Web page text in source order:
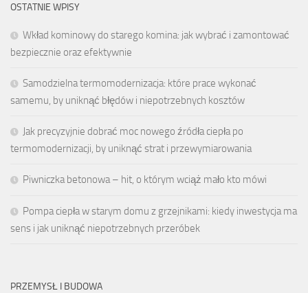
OSTATNIE WPISY
Wkład kominowy do starego komina: jak wybrać i zamontować
bezpiecznie oraz efektywnie
Samodzielna termomodernizacja: które prace wykonać
samemu, by uniknąć błędów i niepotrzebnych kosztów
Jak precyzyjnie dobrać moc nowego źródła ciepła po
termomodernizacji, by uniknąć strat i przewymiarowania
Piwniczka betonowa – hit, o którym wciąż mało kto mówi
Pompa ciepła w starym domu z grzejnikami: kiedy inwestycja ma
sens i jak uniknąć niepotrzebnych przeróbek
PRZEMYSŁ I BUDOWA